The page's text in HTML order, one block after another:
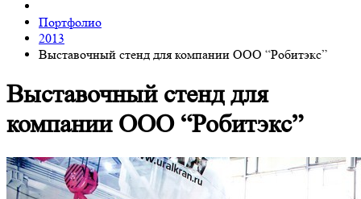
Портфолио
2013
Выставочный стенд для компании ООО “Робитэкс”
Выставочный стенд для
компании ООО “Робитэкс”